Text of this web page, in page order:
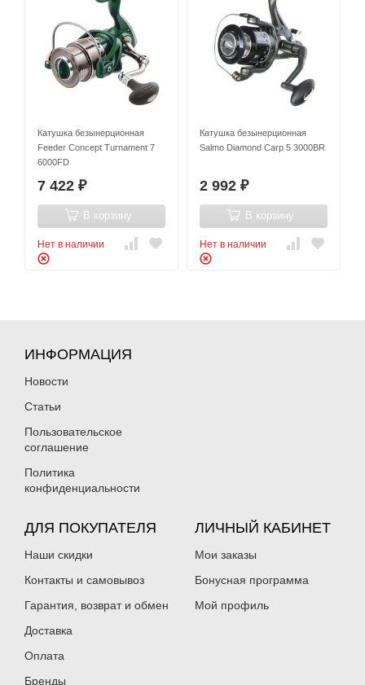
Катушка безынерционная
Feeder Concept Turnament 7
6000FD
7 422 ₽
В корзину
Нет в наличии
Катушка безынерционная
Salmo Diamond Carp 5 3000BR
2 992 ₽
В корзину
Нет в наличии
ИНФОРМАЦИЯ
Новости
Статьи
Пользовательское
соглашение
Политика
конфиденциальности
ДЛЯ ПОКУПАТЕЛЯ
Наши скидки
Контакты и самовывоз
Гарантия, возврат и обмен
Доставка
Оплата
Бренды
ЛИЧНЫЙ КАБИНЕТ
Мои заказы
Бонусная программа
Мой профиль